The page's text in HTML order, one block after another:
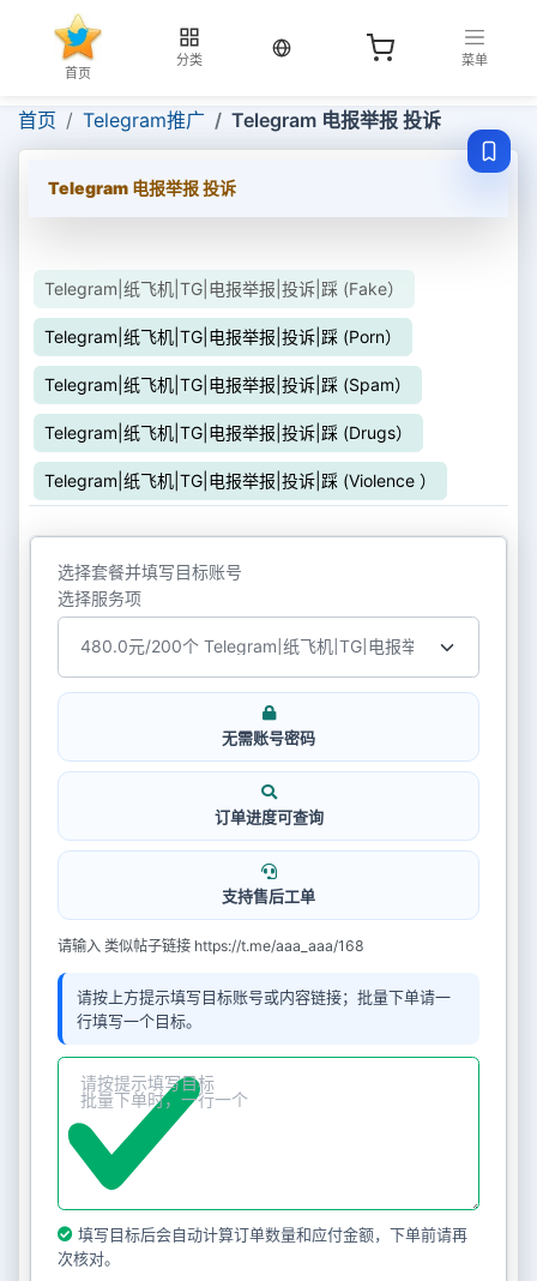
首页
分类
当前语言：中文
菜单
首页 Telegram推广 Telegram 电报举报 投诉
Telegram 电报举报 投诉
Telegram|纸飞机|TG|电报举报|投诉|踩 (Fake）
Telegram|纸飞机|TG|电报举报|投诉|踩 (Porn）
Telegram|纸飞机|TG|电报举报|投诉|踩 (Spam）
Telegram|纸飞机|TG|电报举报|投诉|踩 (Drugs）
Telegram|纸飞机|TG|电报举报|投诉|踩 (Violence ）
选择套餐并填写目标账号
选择服务项
无需账号密码
订单进度可查询
支持售后工单
请输入 类似帖子链接 https://t.me/aaa_aaa/168
请按上方提示填写目标账号或内容链接；批量下单请一
行填写一个目标。
填写目标后会自动计算订单数量和应付金额，下单前请再
次核对。